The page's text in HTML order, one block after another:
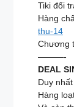
Tiki đổi
Hàng
thu-14
Chương
———-
DEAL
Duy
Hàng